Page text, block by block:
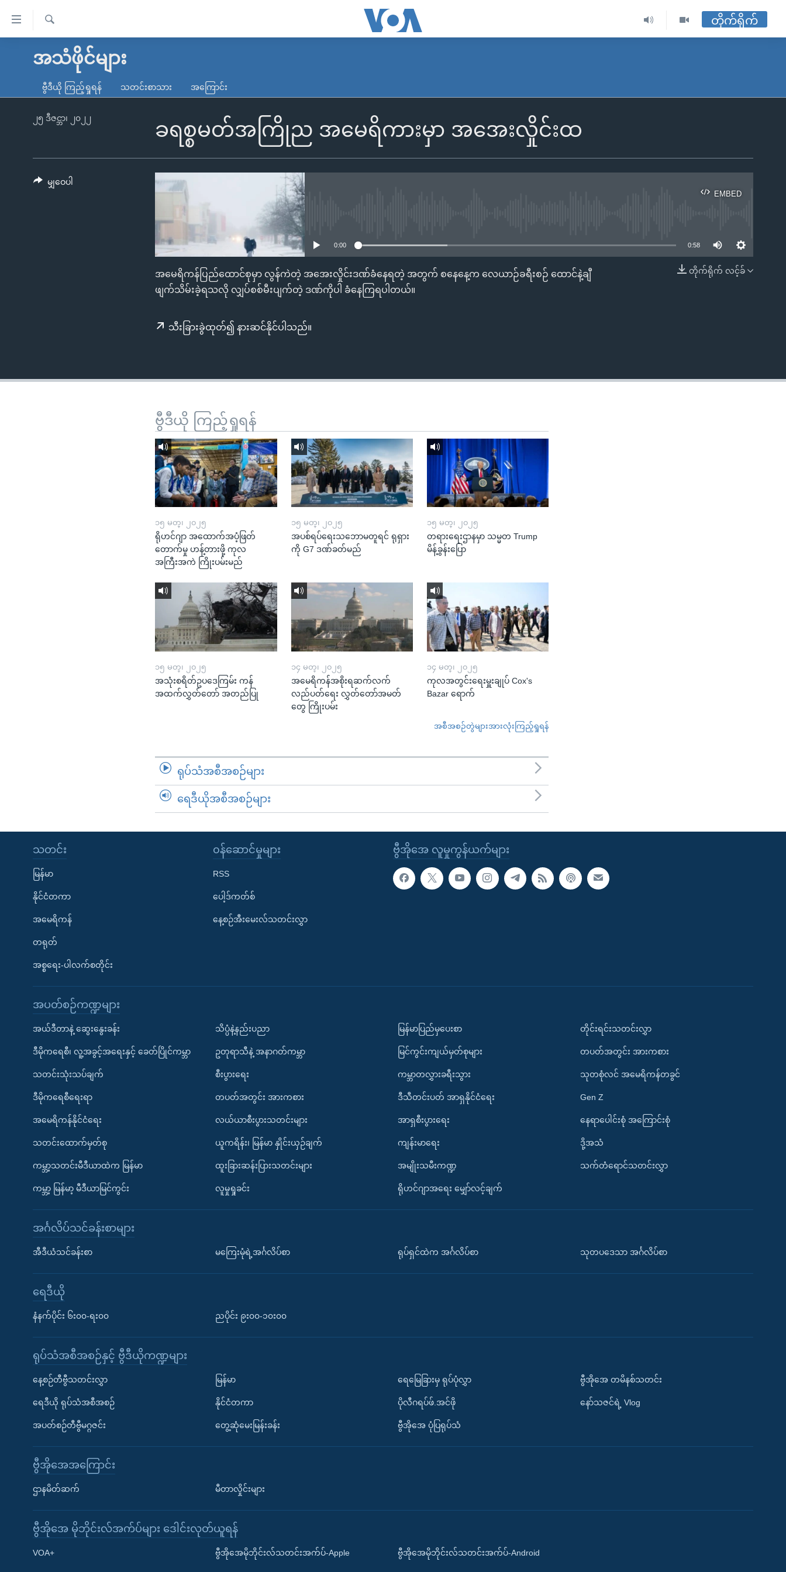
လွယ်ကူ
သည့်
မူလစာမျက်နှာ
ကမ္ဘာ့သတင်းများ
နိုင်ငံတကာ
တရုတ်
အစ္စရေး-ပါလက်စတိုင်း
ရပ်ဝန်းတခု လမ်းတခု အလွန်
အင်္ဂလိပ်စာလေ့လာမယ်
Learning English
ရ
တိုက်ရိုက်
အသံဖိုင်များ
ဗွီဒီယို ကြည့်ရှုရန် သတင်းစာသား အကြောင်း
ခရစ္စမတ်အကြိုည အမေရိကားမှာ အအေးလှိုင်းထ
၂၅ ဒီဇင္ဘာ၊ ၂၀၂၂
EMBED
EMBED
0:00 0:58
တိုက်ရိုက် လင့်ခ်
အမေရိကန်ပြည်ထောင်စုမှာ လွန်ကဲတဲ့ အအေးလှိုင်းဒဏ်ခံနေရတဲ့ အတွက် စနေနေ့က လေယာဉ်ခရီးစဉ် ထောင်နဲ့ချီ
ဖျက်သိမ်းခဲ့ရသလို လျှပ်စစ်မီးပျက်တဲ့ ဒဏ်ကိုပါ ခံနေကြရပါတယ်။
သီးခြားခွဲထုတ်၍ နားဆင်နိုင်ပါသည်။
မျှဝေပါ
ဗွီဒီယို ကြည့်ရှုရန်
၁၅ မတ္၊ ၂၀၂၅
ရိုဟင်ဂျာ အထောက်အပံ့ဖြတ်
တောက်မှု ဟန့်တားဖို့ ကုလ
အကြီးအကဲ ကြိုးပမ်းမည်
၁၅ မတ္၊ ၂၀၂၅
အပစ်ရပ်ရေးသဘောမတူရင် ရုရှား
ကို G7 ဒဏ်ခတ်မည်
၁၅ မတ္၊ ၂၀၂၅
တရားရေးဌာနမှာ သမ္မတ Trump
မိန့်ခွန်းပြော
၁၅ မတ္၊ ၂၀၂၅
အသုံးစရိတ်ဥပဒေကြမ်း ကန်
အထက်လွှတ်တော် အတည်ပြု
၁၄ မတ္၊ ၂၀၂၅
အမေရိကန်အစိုးရဆက်လက်
လည်ပတ်ရေး လွှတ်တော်အမတ်
တွေ ကြိုးပမ်း
၁၄ မတ္၊ ၂၀၂၅
ကုလအတွင်းရေးမှူးချုပ် Cox's
Bazar ရောက်
အစီအစဉ်တွဲများအားလုံးကြည့်ရှုရန်
ရုပ်သံအစီအစဉ်များ
ရေဒီယိုအစီအစဉ်များ
ဗွီအိုအေ လူမှုကွန်ယက်များ
သတင်း
မြန်မာ
နိုင်ငံတကာ
အမေရိကန်
တရုတ်
အစ္စရေး-ပါလက်စတိုင်း
၀န်ဆောင်မှုများ
RSS
ပေါ့ဒ်ကတ်စ်
နေ့စဉ်အီးမေးလ်သတင်းလွှာ
အပတ်စဉ်ကဏ္ဍများ
အယ်ဒီတာနဲ့ ဆွေးနွေးခန်း
ဒီမိုကရေစီ၊ လူ့အခွင့်အရေးနှင့် ခေတ်ပြိုင်ကမ္ဘာ
သတင်းသုံးသပ်ချက်
ဒီမိုကရေစီရေးရာ
အမေရိကန်နိုင်ငံရေး
သတင်းထောက်မှတ်စု
ကမ္ဘာ့သတင်းမီဒီယာထဲက မြန်မာ
ကမ္ဘာ့ မြန်မာ့ မီဒီယာမြင်ကွင်း
သိပ္ပံနဲ့နည်းပညာ
ဥတုရာသီနဲ့ အနာဂတ်ကမ္ဘာ
စီးပွားရေး
တပတ်အတွင်း အားကစား
လယ်ယာစီးပွားသတင်းများ
ယူကရိန်း၊ မြန်မာ နှိုင်းယှဉ်ချက်
ထူးခြားဆန်းပြားသတင်းများ
လူမှုရှုခင်း
မြန်မာပြည်မှပေးစာ
မြင်ကွင်းကျယ်မှတ်စုများ
ကမ္ဘာတလွှားခရီးသွား
ဒီသီတင်းပတ် အာရှနိုင်ငံရေး
အာရှစီးပွားရေး
ကျန်းမာရေး
အမျိုးသမီးကဏ္ဍ
ရိုဟင်ဂျာအရေး မျှော်လင့်ချက်
တိုင်းရင်းသတင်းလွှာ
တပတ်အတွင်း အားကစား
သုတစုံလင် အမေရိကန်တခွင်
Gen Z
နေရာပေါင်းစုံ အကြောင်းစုံ
ဒို့အသံ
သက်တံရောင်သတင်းလွှာ
အင်္ဂလိပ်သင်ခန်းစာများ
အီဒီယံသင်ခန်းစာ မကြေးမုံရဲ့အင်္ဂလိပ်စာ ရုပ်ရှင်ထဲက အင်္ဂလိပ်စာ သုတပဒေသာ အင်္ဂလိပ်စာ
ရေဒီယို
နံနက်ပိုင်း ၆း၀၀-ရး၀၀ ညပိုင်း ၉း၀၀-၁၀း၀၀
ရုပ်သံအစီအစဉ်နှင့် ဗွီဒီယိုကဏ္ဍများ
နေ့စဉ်တီဗွီသတင်းလွှာ
ရေဒီယို ရုပ်သံအစီအစဉ်
အပတ်စဉ်တီဗွီမဂ္ဂဇင်း
မြန်မာ
နိုင်ငံတကာ
တွေ့ဆုံမေးမြန်းခန်း
ရေမြေခြားမှ ရုပ်ပုံလွှာ
ပိုလီဂရပ်ဖ်.အင်ဖို
ဗွီအိုအေ ပုံပြရုပ်သံ
ဗွီအိုအေ တမိနစ်သတင်း
နော်သဇင်ရဲ့ Vlog
ဗွီအိုအေအကြောင်း
ဌာနမိတ်ဆက် မီတာလှိုင်းများ
ဗွီအိုအေ မိုဘိုင်းလ်အက်ပ်များ ဒေါင်းလုတ်ယူရန်
VOA+ ဗွီအိုအေမိုဘိုင်းလ်သတင်းအက်ပ်-Apple ဗွီအိုအေမိုဘိုင်းလ်သတင်းအက်ပ်-Android